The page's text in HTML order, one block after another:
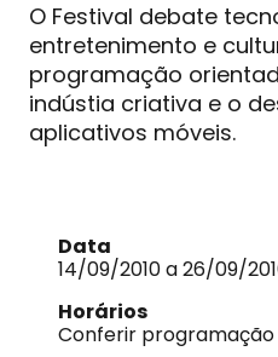
O Festival debate
entretenimento e
programação
indústia criativa e o
aplicativos móveis.
Data
14/09/2010 a 26/09/
Horários
Conferir